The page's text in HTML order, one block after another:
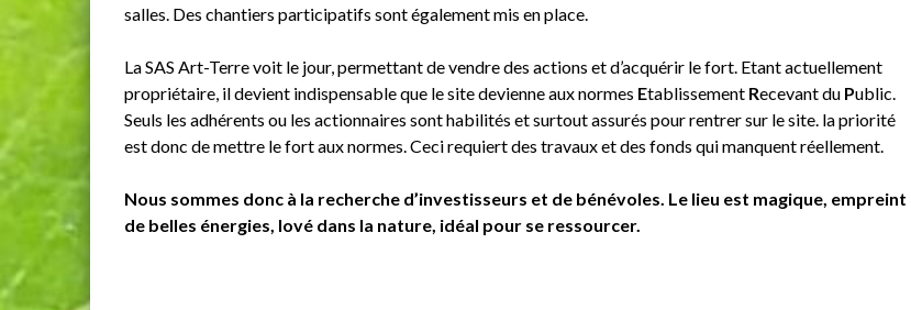
salles. Des chantiers participatifs sont également mis en place.
La SAS Art-Terre voit le jour, permettant de vendre des actions et d’acquérir le fort. Etant actuellement
propriétaire, il devient indispensable que le site devienne aux normes Etablissement Recevant du Public.
Seuls les adhérents ou les actionnaires sont habilités et surtout assurés pour rentrer sur le site. la priorité
est donc de mettre le fort aux normes. Ceci requiert des travaux et des fonds qui manquent réellement.
Nous sommes donc à la recherche d’investisseurs et de bénévoles. Le lieu est magique, empreint
de belles énergies, lové dans la nature, idéal pour se ressourcer.